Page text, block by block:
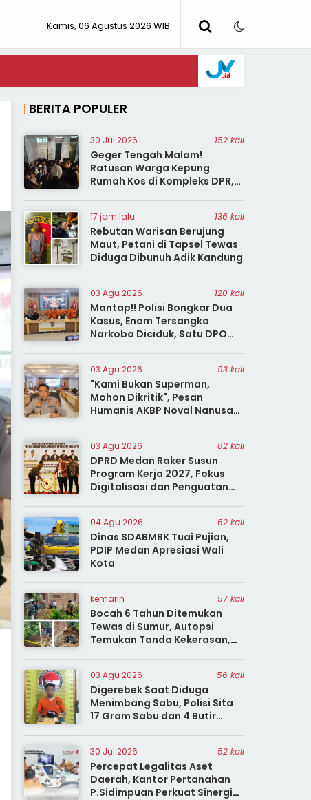
Kamis, 06 Agustus 2026 WIB
BERITA POPULER
30 Jul 2026 152 kali
Geger Tengah Malam!
Ratusan Warga Kepung
Rumah Kos di Kompleks DPR,
17 jam lalu 136 kali
Rebutan Warisan Berujung
Maut, Petani di Tapsel Tewas
Diduga Dibunuh Adik Kandung
03 Agu 2026 120 kali
Mantap!! Polisi Bongkar Dua
Kasus, Enam Tersangka
Narkoba Diciduk, Satu DPO
03 Agu 2026 93 kali
"Kami Bukan Superman,
Mohon Dikritik", Pesan
Humanis AKBP Noval Nanusa
03 Agu 2026 82 kali
DPRD Medan Raker Susun
Program Kerja 2027, Fokus
Digitalisasi dan Penguatan
04 Agu 2026 62 kali
Dinas SDABMBK Tuai Pujian,
PDIP Medan Apresiasi Wali
Kota
kemarin 57 kali
Bocah 6 Tahun Ditemukan
Tewas di Sumur, Autopsi
Temukan Tanda Kekerasan,
03 Agu 2026 56 kali
Digerebek Saat Diduga
Menimbang Sabu, Polisi Sita
17 Gram Sabu dan 4 Butir
30 Jul 2026 52 kali
Percepat Legalitas Aset
Daerah, Kantor Pertanahan
P.Sidimpuan Perkuat Sinergi